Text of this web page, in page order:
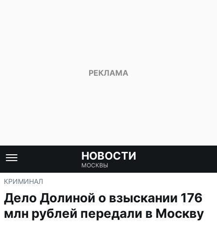
НОВОСТИ
МОСКВЫ
КРИМИНАЛ
Дело Долиной о взыскании 176
млн рублей передали в Москву